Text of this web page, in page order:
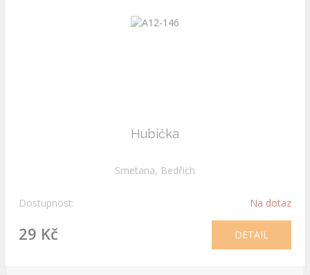
Hubička
Smetana, Bedřich
Dostupnost: Na dotaz
29 Kč DETAIL